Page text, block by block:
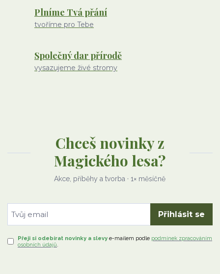
Plníme Tvá přání
tvoříme pro Tebe
Společný dar přírodě
vysazujeme živé stromy
Chceš novinky z
Magického lesa?
Akce, příběhy a tvorba · 1× měsíčně
Přihlásit se
Přeji si odebírat novinky a slevy e-mailem podle podmínek zpracováním
osobních údajů.